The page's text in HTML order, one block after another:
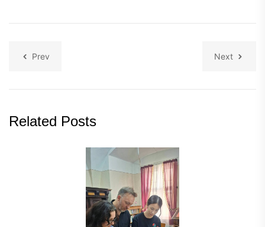
Prev Next
Related Posts